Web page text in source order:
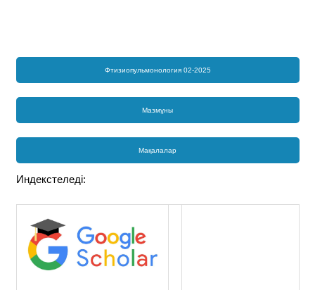
Фтизиопульмонология 02-2025
Мазмұны
Мақалалар
Индекстеледі: